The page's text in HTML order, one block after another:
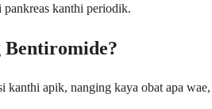
pankreas kanthi periodik.
Bentiromide?
kanthi apik, nanging kaya obat apa